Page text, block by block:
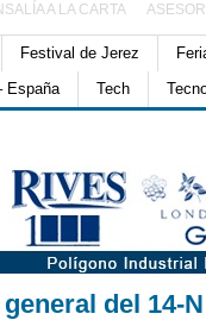
A LA CARTA
Festival de Jerez
España
Tech
del 14-